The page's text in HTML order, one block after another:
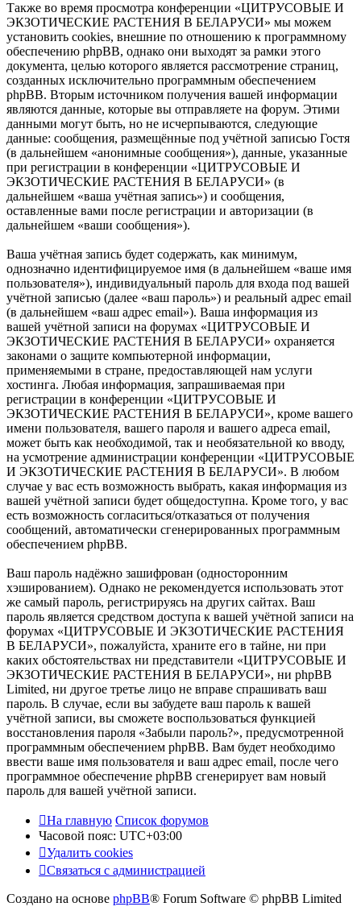
Также во время просмотра конференции «ЦИТРУСОВЫЕ И
ЭКЗОТИЧЕСКИЕ РАСТЕНИЯ В БЕЛАРУСИ» мы можем
установить cookies, внешние по отношению к программному
обеспечению phpBB, однако они выходят за рамки этого
документа, целью которого является рассмотрение страниц,
созданных исключительно программным обеспечением
phpBB. Вторым источником получения вашей информации
являются данные, которые вы отправляете на форум. Этими
данными могут быть, но не исчерпываются, следующие
данные: сообщения, размещённые под учётной записью Гостя
(в дальнейшем «анонимные сообщения»), данные, указанные
при регистрации в конференции «ЦИТРУСОВЫЕ И
ЭКЗОТИЧЕСКИЕ РАСТЕНИЯ В БЕЛАРУСИ» (в
дальнейшем «ваша учётная запись») и сообщения,
оставленные вами после регистрации и авторизации (в
дальнейшем «ваши сообщения»).
Ваша учётная запись будет содержать, как минимум,
однозначно идентифицируемое имя (в дальнейшем «ваше имя
пользователя»), индивидуальный пароль для входа под вашей
учётной записью (далее «ваш пароль») и реальный адрес email
(в дальнейшем «ваш адрес email»). Ваша информация из
вашей учётной записи на форумах «ЦИТРУСОВЫЕ И
ЭКЗОТИЧЕСКИЕ РАСТЕНИЯ В БЕЛАРУСИ» охраняется
законами о защите компьютерной информации,
применяемыми в стране, предоставляющей нам услуги
хостинга. Любая информация, запрашиваемая при
регистрации в конференции «ЦИТРУСОВЫЕ И
ЭКЗОТИЧЕСКИЕ РАСТЕНИЯ В БЕЛАРУСИ», кроме вашего
имени пользователя, вашего пароля и вашего адреса email,
может быть как необходимой, так и необязательной ко вводу,
на усмотрение администрации конференции «ЦИТРУСОВЫЕ
И ЭКЗОТИЧЕСКИЕ РАСТЕНИЯ В БЕЛАРУСИ». В любом
случае у вас есть возможность выбрать, какая информация из
вашей учётной записи будет общедоступна. Кроме того, у вас
есть возможность согласиться/отказаться от получения
сообщений, автоматически сгенерированных программным
обеспечением phpBB.
Ваш пароль надёжно зашифрован (односторонним
хэшированием). Однако не рекомендуется использовать этот
же самый пароль, регистрируясь на других сайтах. Ваш
пароль является средством доступа к вашей учётной записи на
форумах «ЦИТРУСОВЫЕ И ЭКЗОТИЧЕСКИЕ РАСТЕНИЯ
В БЕЛАРУСИ», пожалуйста, храните его в тайне, ни при
каких обстоятельствах ни представители «ЦИТРУСОВЫЕ И
ЭКЗОТИЧЕСКИЕ РАСТЕНИЯ В БЕЛАРУСИ», ни phpBB
Limited, ни другое третье лицо не вправе спрашивать ваш
пароль. В случае, если вы забудете ваш пароль к вашей
учётной записи, вы сможете воспользоваться функцией
восстановления пароля «Забыли пароль?», предусмотренной
программным обеспечением phpBB. Вам будет необходимо
ввести ваше имя пользователя и ваш адрес email, после чего
программное обеспечение phpBB сгенерирует вам новый
пароль для вашей учётной записи.
На главную Список форумов
Часовой пояс: UTC+03:00
Удалить cookies
Связаться с администрацией
Создано на основе phpBB® Forum Software © phpBB Limited